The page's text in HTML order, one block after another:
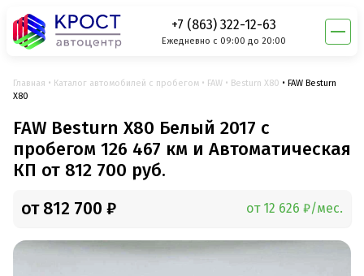
+7 (863) 322-12-63
Ежедневно с 09:00 до 20:00
Главная Каталог автомобилей с пробегом FAW Besturn X80
FAW Besturn
X80
FAW Besturn X80 Белый 2017 с
пробегом 126 467 км и Автоматическая
КП от 812 700 руб.
от 812 700 ₽ от 12 626 ₽/мес.